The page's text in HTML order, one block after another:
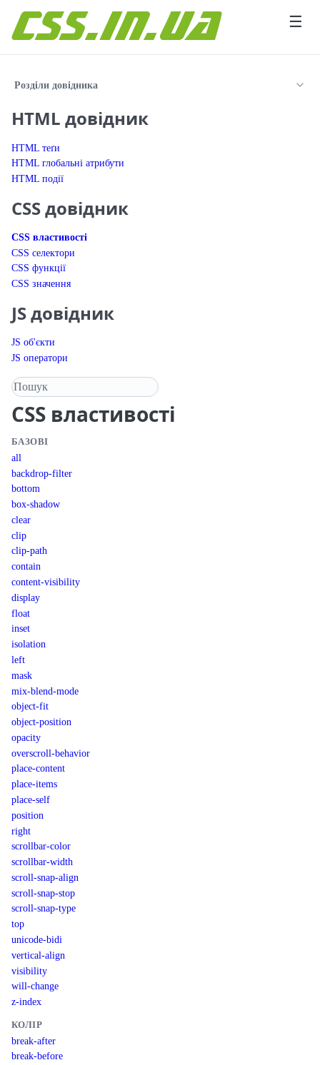
☰
Розділи довідника
HTML довідник
HTML теґи
HTML глобальні атрибути
HTML події
CSS довідник
CSS властивості
CSS селектори
CSS функції
CSS значення
JS довідник
JS об'єкти
JS оператори
Пошук у довіднику
CSS властивості
БАЗОВІ
all
backdrop-filter
bottom
box-shadow
clear
clip
clip-path
contain
content-visibility
display
float
inset
isolation
left
mask
mix-blend-mode
object-fit
object-position
opacity
overscroll-behavior
place-content
place-items
place-self
position
right
scrollbar-color
scrollbar-width
scroll-snap-align
scroll-snap-stop
scroll-snap-type
top
unicode-bidi
vertical-align
visibility
will-change
z-index
КОЛІР
break-after
break-before